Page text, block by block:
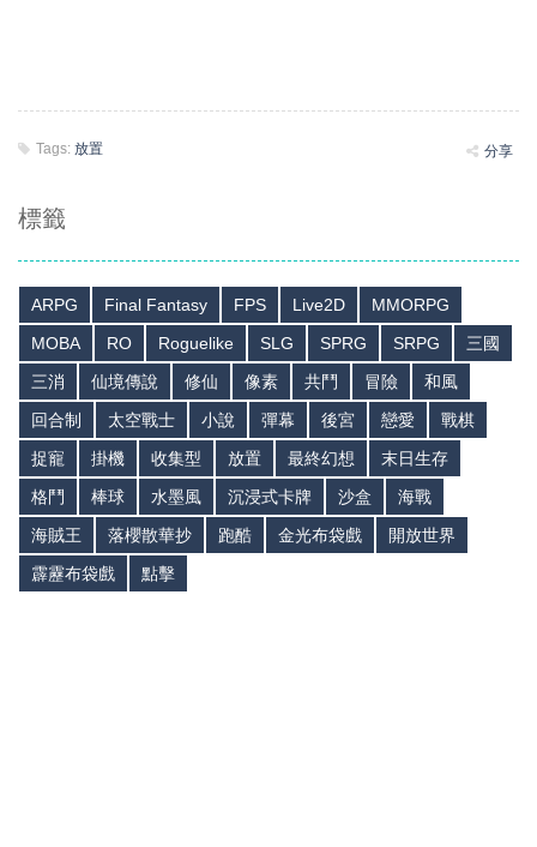
Tags: 放置 分享
標籤
ARPG Final Fantasy FPS Live2D
MMORPG
MOBA
RO Roguelike SLG SPRG SRPG
三國
三消
仙境傳說 修仙 像素 共鬥 冒險
和風
回合制
太空戰士 小說 彈幕 後宮 戀愛
戰棋
捉寵
掛機 收集型 放置 最終幻想
末日生存
格鬥
棒球 水墨風 沉浸式卡牌 沙盒
海戰
海賊王
落櫻散華抄 跑酷 金光布袋戲
開放世界
霹靂布袋戲
點擊